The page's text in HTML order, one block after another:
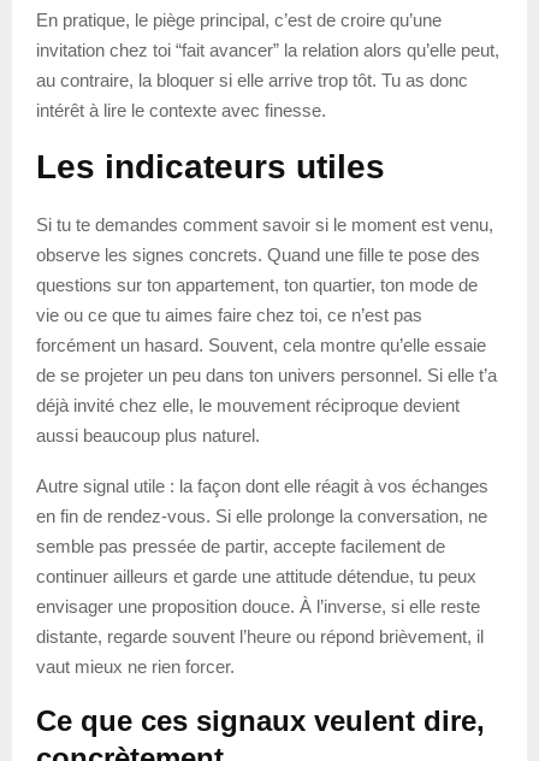
En pratique, le piège principal, c’est de croire qu’une
invitation chez toi “fait avancer” la relation alors qu’elle peut,
au contraire, la bloquer si elle arrive trop tôt. Tu as donc
intérêt à lire le contexte avec finesse.
Les indicateurs utiles
Si tu te demandes comment savoir si le moment est venu,
observe les signes concrets. Quand une fille te pose des
questions sur ton appartement, ton quartier, ton mode de
vie ou ce que tu aimes faire chez toi, ce n’est pas
forcément un hasard. Souvent, cela montre qu’elle essaie
de se projeter un peu dans ton univers personnel. Si elle t’a
déjà invité chez elle, le mouvement réciproque devient
aussi beaucoup plus naturel.
Autre signal utile : la façon dont elle réagit à vos échanges
en fin de rendez-vous. Si elle prolonge la conversation, ne
semble pas pressée de partir, accepte facilement de
continuer ailleurs et garde une attitude détendue, tu peux
envisager une proposition douce. À l’inverse, si elle reste
distante, regarde souvent l’heure ou répond brièvement, il
vaut mieux ne rien forcer.
Ce que ces signaux veulent dire,